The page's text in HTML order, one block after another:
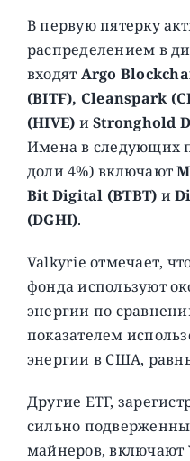
В первую пятерку
распределением в
входят Argo
(BITF), Cleanspark
(HIVE) иStronghold
Имена в следующих
доли 4%) включают
Bit Digital (BTBT) и
(DGHI).
Valkyrie отмечает,
фонда используют
энергии по
показателем
энергии в США,
Другие ETF,
сильно
майнеров, включают